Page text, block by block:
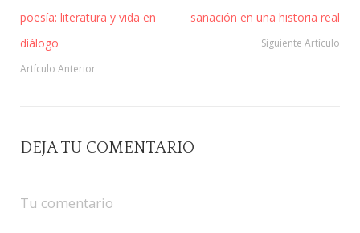
poesía: literatura y vida en
diálogo
Artículo Anterior
sanación en una historia real
Siguiente Artículo
DEJA TU COMENTARIO